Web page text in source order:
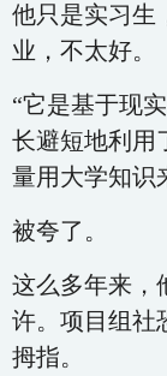
他只是实习生
业，不太好。
“它是基于现
长避短地利
量用大学知识
被夸了。
这么多年来，
许。项目组社
拇指。